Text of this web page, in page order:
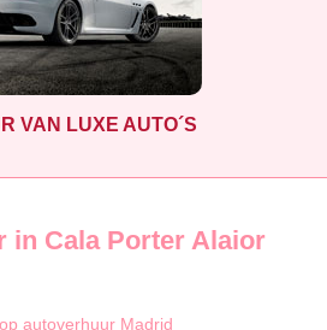
VAN LUXE AUTO´S
in Cala Porter Alaior
autoverhuur Madrid